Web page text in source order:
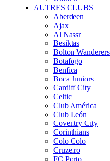
AUTRES CLUBS
Aberdeen
Ajax
Al Nassr
Besiktas
Bolton Wanderers
Botafogo
Benfica
Boca Juniors
Cardiff City
Celtic
Club América
Club León
Coventry City
Corinthians
Colo Colo
Cruzeiro
FC Porto